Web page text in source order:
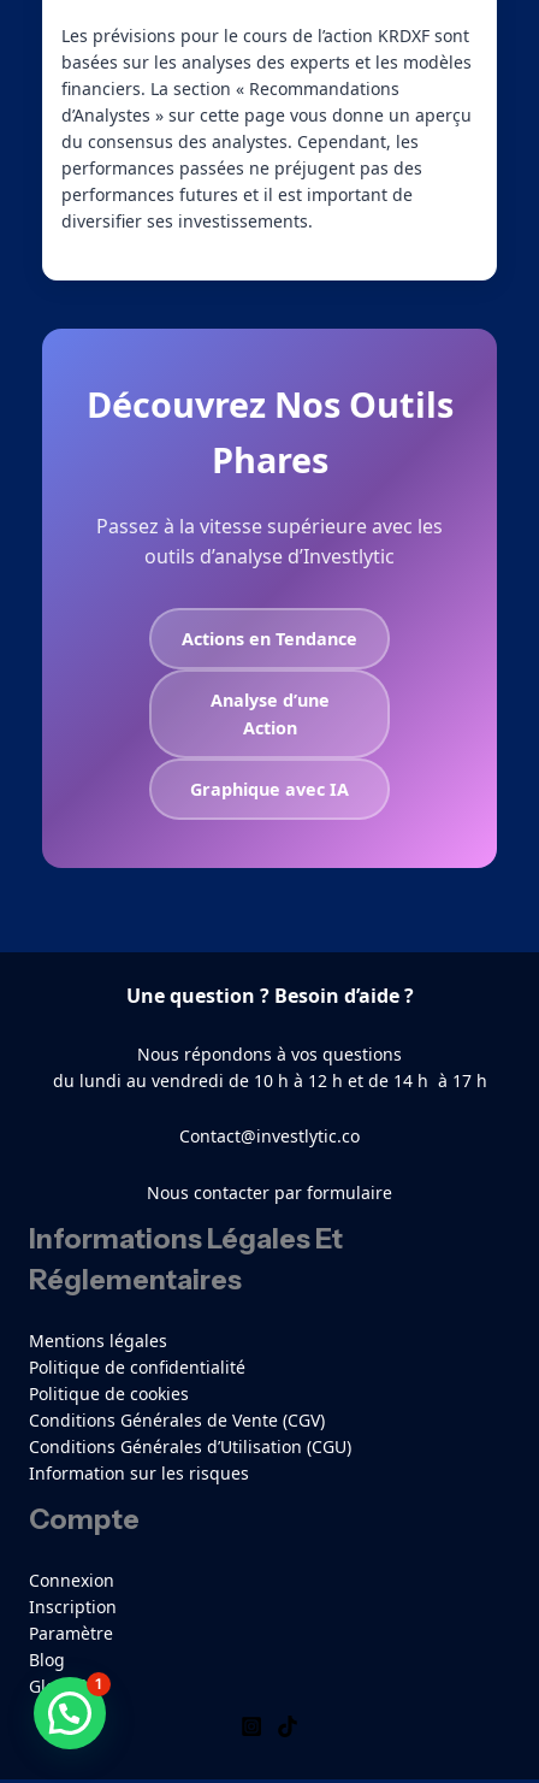
Les prévisions pour le cours de l’action KRDXF sont
basées sur les analyses des experts et les modèles
financiers. La section « Recommandations
d’Analystes » sur cette page vous donne un aperçu
du consensus des analystes. Cependant, les
performances passées ne préjugent pas des
performances futures et il est important de
diversifier ses investissements.
Découvrez Nos Outils
Phares
Passez à la vitesse supérieure avec les
outils d’analyse d’Investlytic
Actions en Tendance
Analyse d’une
Action
Graphique avec IA
Une question ? Besoin d’aide ?
Nous répondons à vos questions
du lundi au vendredi de 10 h à 12 h et de 14 h à 17 h
Contact@investlytic.co
Nous contacter par formulaire
Informations Légales Et
Réglementaires
Mentions légales
Politique de confidentialité
Politique de cookies
Conditions Générales de Vente (CGV)
Conditions Générales d’Utilisation (CGU)
Information sur les risques
Compte
Connexion
Inscription
Paramètre
Blog
Glossaire
Besoin d'aide ?
1